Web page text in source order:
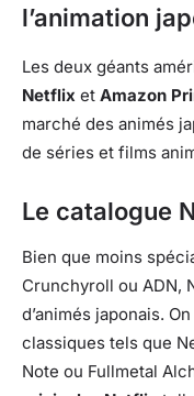
l’animation
Les deux géants
Netflix et Amazon
marché des animés
de séries et films
Le catalogue
Bien que moins
Crunchyroll ou ADN,
d’animés japonais.
classiques tels que
Note ou Fullmetal